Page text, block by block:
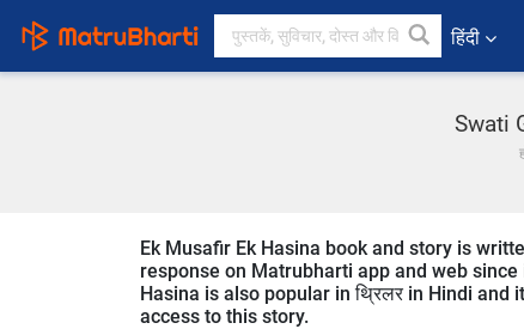
हिंदी
Swati
Ek Musafir Ek Hasina book and story is
response on Matrubharti app and web
Hasina is also popular in थ्रिलर in Hindi
access to this story.